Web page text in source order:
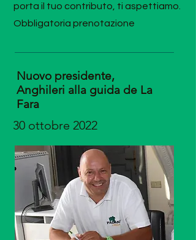
porta il tuo contributo, ti aspettiamo.
Obbligatoria prenotazione
Nuovo presidente,
Anghileri alla guida de La
Fara
30 ottobre 2022